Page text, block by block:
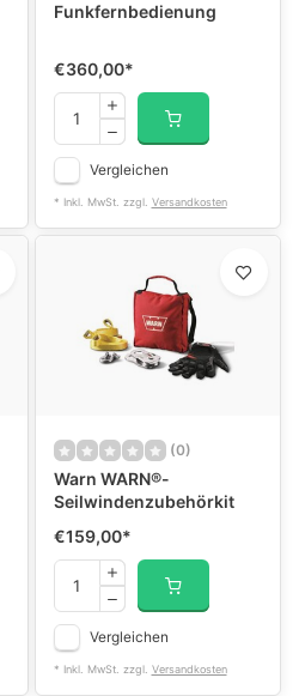
Funkfernbedienung
€360,00*
Vergleichen
* Inkl. MwSt. zzgl. Versandkosten
(0)
Warn WARN®-
Seilwindenzubehörkit
€159,00*
Vergleichen
* Inkl. MwSt. zzgl. Versandkosten